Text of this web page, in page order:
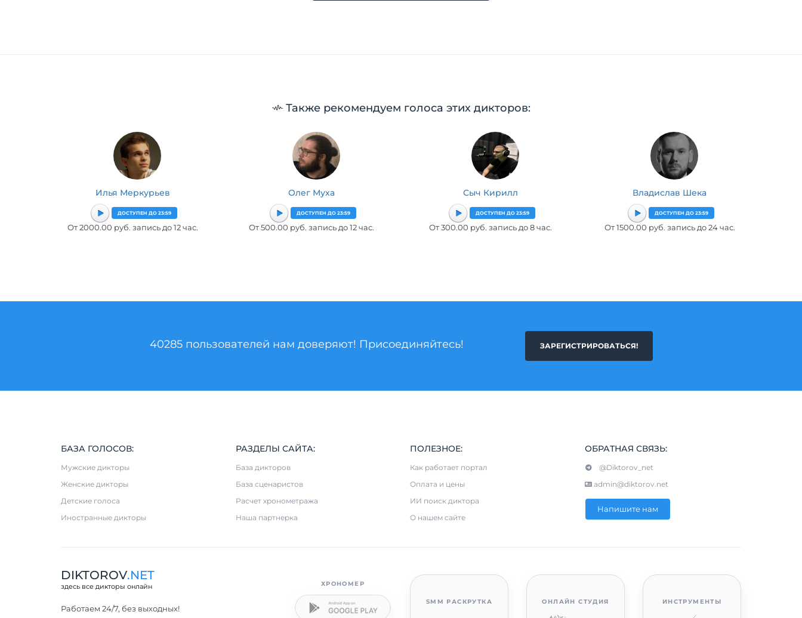
Также рекомендуем голоса этих дикторов:
Илья Меркурьев
ДОСТУПЕН ДО 23:59
От 2000.00 руб. запись до 12 час.
Олег Муха
ДОСТУПЕН ДО 23:59
От 500.00 руб. запись до 12 час.
Сыч Кирилл
ДОСТУПЕН ДО 23:59
От 300.00 руб. запись до 8 час.
Владислав Шека
ДОСТУПЕН ДО 23:59
От 1500.00 руб. запись до 24 час.
40285 пользователей нам доверяют! Присоединяйтесь! ЗАРЕГИСТРИРОВАТЬСЯ!
БАЗА ГОЛОСОВ:
Мужские дикторы
Женские дикторы
Детские голоса
Иностранные дикторы
РАЗДЕЛЫ САЙТА:
База дикторов
База сценаристов
Расчет хронометража
Наша партнерка
ПОЛЕЗНОЕ:
Как работает портал
Оплата и цены
ИИ поиск диктора
О нашем сайте
ОБРАТНАЯ СВЯЗЬ:
@Diktorov_net
admin@diktorov.net
Напишите нам
DIKTOROV.NET
здесь все дикторы онлайн
Работаем 24/7, без выходных!
ХРОНОМЕР
SMM РАСКРУТКА ОНЛАЙН СТУДИЯ ИНСТРУМЕНТЫ